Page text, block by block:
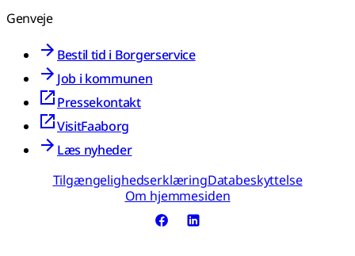
Genveje
Bestil tid i Borgerservice
Job i kommunen
Pressekontakt
VisitFaaborg
Læs nyheder
TilgængelighedserklæringDatabeskyttelse
Om hjemmesiden